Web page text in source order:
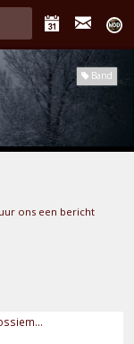
Band
ons een bericht